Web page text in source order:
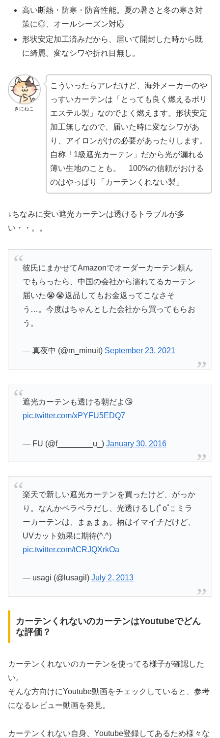
高い断熱・防寒・防音性能。夏の暑さと冬の寒さ対
策に◎、オールシーズン対応
形状安定加工済みだから、届いて開封した時から既
に綺麗。変なシワや折れ目無し。
きにねこ
こういったらアレだけど、海外メーカーのや
っすいカーテンは「とっても良く燃えるポリ
エステル製」なのでよく燃えます。形状安定
加工無しなので、届いた時に変なシワがあ
り、アイロンがけの必要があったりします。
自称「1級遮光カーテン」だから光が漏れる
薄い生地のことも。 100%の信頼がおける
のはやっぱり「カーテンくれない製」
↓ちなみに安い遮光カーテンは透けるトラブルが多
い・・。。
彼氏にまかせてAmazonでオーダーカーテン頼ん
でもらったら、中国の会社から濡れてるカーテン
届いた😭😭返品してもお金返ってこなさそ
う…。今度はちゃんとした会社から買ってもらお
う。
— 真夜中 (@m_minuit) September 23, 2021
遮光カーテンも透ける朝だよ😘
pic.twitter.com/xPYFU5EDQ7
— FU (@f________u_) January 30, 2016
楽天で新しい遮光カーテンを買ったけど、がっか
り。なんかペラペラだし、光透けるし(ﾟoﾟ;; ミラ
ーカーテンは、まぁまぁ。柄はイマイチだけど、
UVカット効果に期待(^.^)
pic.twitter.com/tCRJQXrkOa
— usagi (@lusagil) July 2, 2013
カーテンくれないのカーテンはYoutubeでどん
な評価？
カーテンくれないのカーテンを使ってる様子が確認した
い。
そんな方向けにYoutube動画をチェックしていると、参考
になるレビュー動画を発見。
カーテンくれない自身、Youtube登録してあるため様々な